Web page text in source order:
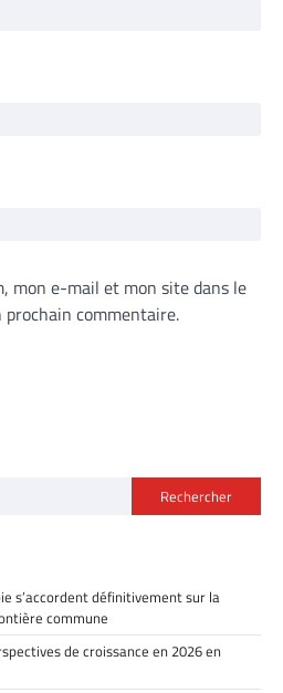
mon e-mail et mon site dans le
commentaire.
Rechercher
s’accordent définitivement sur la
commune
de croissance en 2026 en